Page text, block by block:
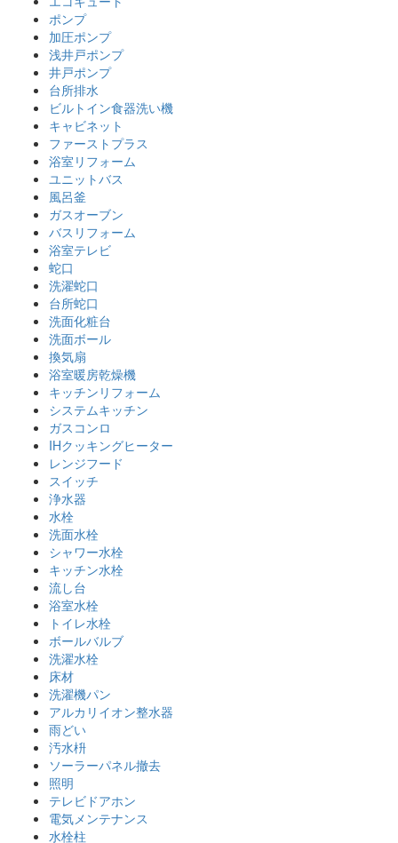
ポンプ
加圧ポンプ
浅井戸ポンプ
井戸ポンプ
台所排水
ビルトイン食器洗い機
キャビネット
ファーストプラス
浴室リフォーム
ユニットバス
風呂釜
ガスオーブン
バスリフォーム
浴室テレビ
蛇口
洗濯蛇口
台所蛇口
洗面化粧台
洗面ボール
換気扇
浴室暖房乾燥機
キッチンリフォーム
システムキッチン
ガスコンロ
IHクッキングヒーター
レンジフード
スイッチ
浄水器
水栓
洗面水栓
シャワー水栓
キッチン水栓
流し台
浴室水栓
トイレ水栓
ボールバルブ
洗濯水栓
床材
洗濯機パン
アルカリイオン整水器
雨どい
汚水枡
ソーラーパネル撤去
照明
テレビドアホン
電気メンテナンス
水栓柱